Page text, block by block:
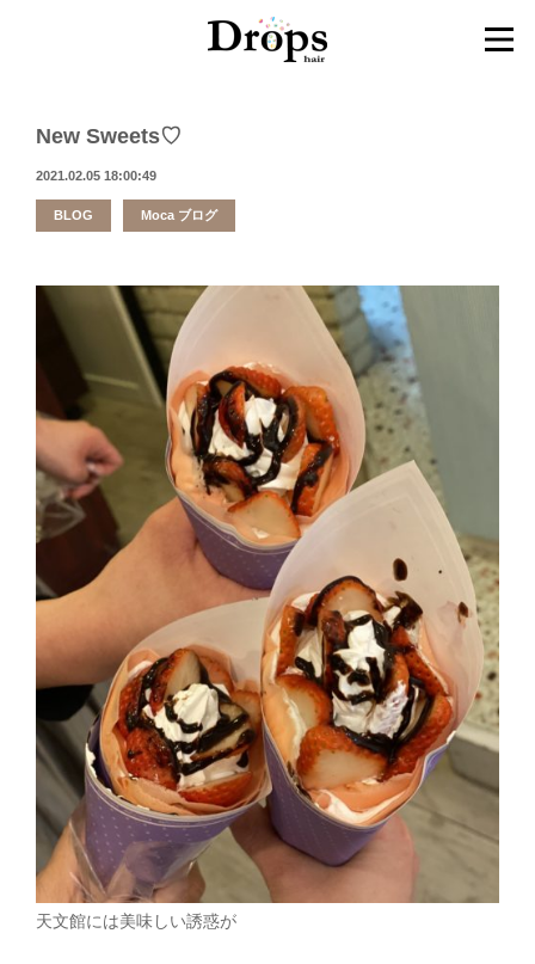
New Sweets♡
2021.02.05 18:00:49
BLOG Moca ブログ
天文館には美味しい誘惑が